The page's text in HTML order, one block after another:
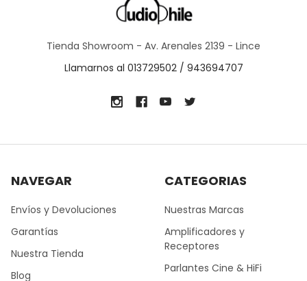
Tienda Showroom - Av. Arenales 2139 - Lince
Llamarnos al 013729502 / 943694707
NAVEGAR
Envíos y Devoluciones
Garantías
Nuestra Tienda
Blog
CATEGORIAS
Nuestras Marcas
Amplificadores y
Receptores
Parlantes Cine & HiFi